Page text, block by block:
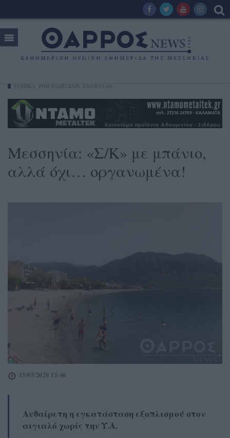
Μεσσηνία: «Σ/Κ» με μπάνιο,
αλλά όχι… οργανωμένα!
15/05/2020 11:46
Αυθαίρετη η εγκατάσταση εξοπλισμού στον
αιγιαλό χωρίς την Υ.Α.